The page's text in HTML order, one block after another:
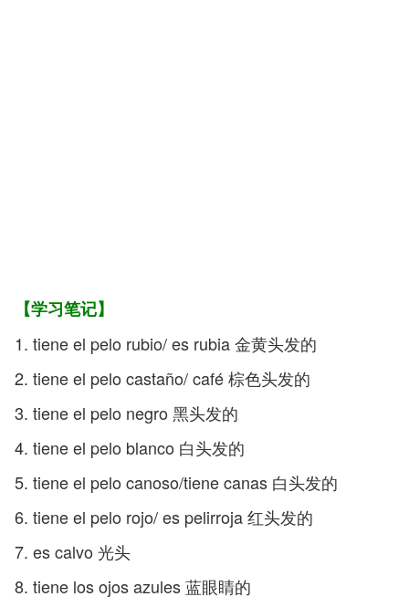
【学习笔记】
1. tiene el pelo rubio/ es rubia 金黄头发的
2. tiene el pelo castaño/ café 棕色头发的
3. tiene el pelo negro 黑头发的
4. tiene el pelo blanco 白头发的
5. tiene el pelo canoso/tiene canas 白头发的
6. tiene el pelo rojo/ es pelirroja 红头发的
7. es calvo 光头
8. tiene los ojos azules 蓝眼睛的